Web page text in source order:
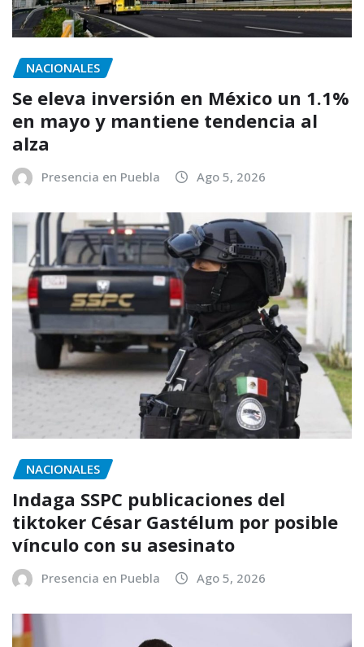
NACIONALES
Se eleva inversión en México un 1.1%
en mayo y mantiene tendencia al
alza
Presencia en Puebla Ago 5, 2026
NACIONALES
Indaga SSPC publicaciones del
tiktoker César Gastélum por posible
vínculo con su asesinato
Presencia en Puebla Ago 5, 2026